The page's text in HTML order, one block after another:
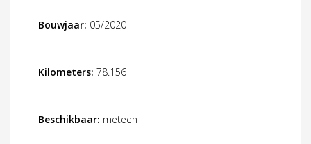
Bouwjaar: 05/2020
Kilometers: 78.156
Beschikbaar: meteen